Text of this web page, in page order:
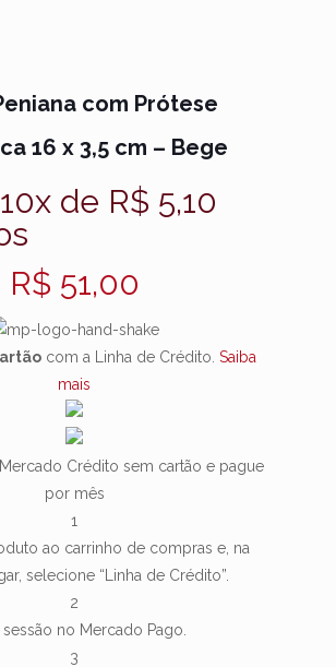
com Prótese
16 x 3,5 cm – Bege
de R$ 5,10
R$ 51,00
com a Linha de Crédito. Saiba
mais
Crédito sem cartão e pague
por mês
1
ao carrinho de compras e, na
selecione “Linha de Crédito”.
2
sessão no Mercado Pago.
3